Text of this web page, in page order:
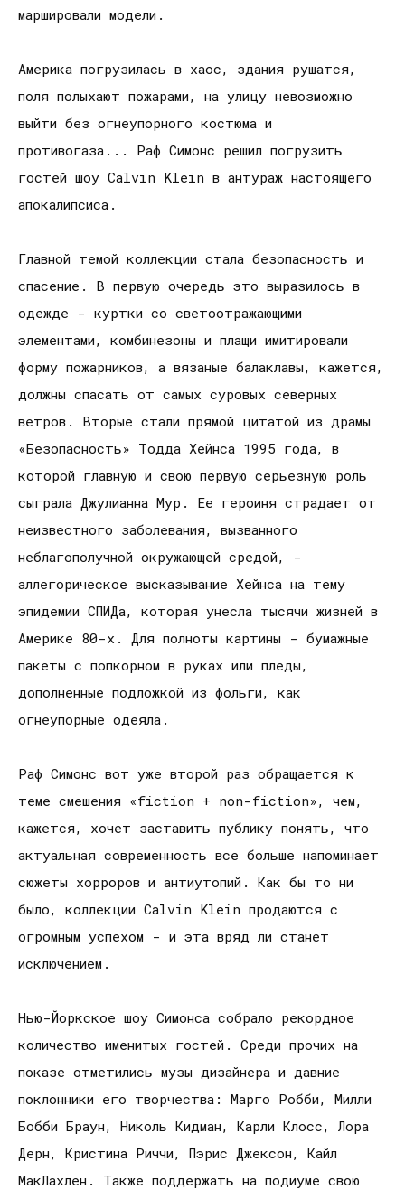
маршировали модели.
Америка погрузилась в хаос, здания рушатся,
поля полыхают пожарами, на улицу невозможно
выйти без огнеупорного костюма и
противогаза... Раф Симонс решил погрузить
гостей шоу Calvin Klein в антураж настоящего
апокалипсиса.
Главной темой коллекции стала безопасность и
спасение. В первую очередь это выразилось в
одежде - куртки со светоотражающими
элементами, комбинезоны и плащи имитировали
форму пожарников, а вязаные балаклавы, кажется,
должны спасать от самых суровых северных
ветров. Вторые cтали прямой цитатой из драмы
«Безопасность» Тодда Хейнса 1995 года, в
которой главную и свою первую серьезную роль
сыграла Джулианна Мур. Ее героиня страдает от
неизвестного заболевания, вызванного
неблагополучной окружающей средой, -
аллегорическое высказывание Хейнса на тему
эпидемии СПИДа, которая унесла тысячи жизней в
Америке 80-х. Для полноты картины - бумажные
пакеты с попкорном в руках или пледы,
дополненные подложкой из фольги, как
огнеупорные одеяла.
Раф Симонс вот уже второй раз обращается к
теме смешения «fiction + non-fiction», чем,
кажется, хочет заставить публику понять, что
актуальная современность все больше напоминает
сюжеты хорроров и антиутопий. Как бы то ни
было, коллекции Calvin Klein продаются с
огромным успехом - и эта вряд ли станет
исключением.
Нью-Йоркское шоу Симонса собрало рекордное
количество именитых гостей. Среди прочих на
показе отметились музы дизайнера и давние
поклонники его творчества: Марго Робби, Милли
Бобби Браун, Николь Кидман, Карли Клосс, Лора
Дерн, Кристина Риччи, Пэрис Джексон, Кайл
МакЛахлен. Также поддержать на подиуме свою